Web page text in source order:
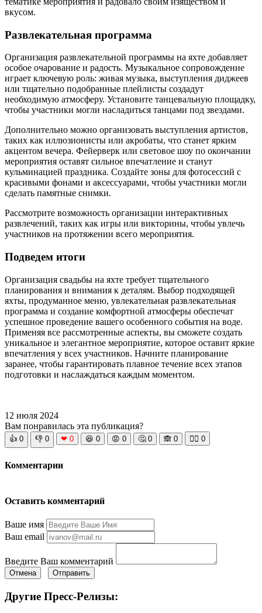
вкусом.
Развлекательная программа
Организация развлекательной программы на яхте добавляет
особое очарование и радость. Музыкальное сопровождение
играет ключевую роль: живая музыка, выступления диджеев
или тщательно подобранные плейлисты создадут
необходимую атмосферу. Установите танцевальную площадку,
чтобы участники могли насладиться танцами под звездами.
Дополнительно можно организовать выступления артистов,
таких как иллюзионисты или акробаты, что станет ярким
акцентом вечера. Фейерверк или световое шоу по окончании
мероприятия оставят сильное впечатление и станут
кульминацией праздника. Создайте зоны для фотосессий с
красивыми фонами и аксессуарами, чтобы участники могли
сделать памятные снимки.
Рассмотрите возможность организации интерактивных
развлечений, таких как игры или викторины, чтобы увлечь
участников на протяжении всего мероприятия.
Подведем итоги
Организация свадьбы на яхте требует тщательного
планирования и внимания к деталям. Выбор подходящей
яхты, продуманное меню, увлекательная развлекательная
программа и создание комфортной атмосферы обеспечат
успешное проведение вашего особенного события на воде.
Применяя все рассмотренные аспекты, вы сможете создать
уникальное и элегантное мероприятие, которое оставит яркие
впечатления у всех участников. Начните планирование
заранее, чтобы гарантировать плавное течение всех этапов
подготовки и наслаждаться каждым моментом.
12 июля 2024
Вам понравилась эта публикация?
👍 0 👎 0 ❤ 0 😆 0 😡 0 🤔 0 🙈 0 🧘‍♀️ 0
Комментарии
Оставить комментарий
Ваше имя
Ваш email
Введите Ваш комментарий
Отмена Отправить
Другие Пресс-Релизы: